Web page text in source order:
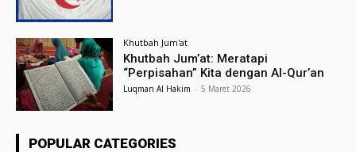
Khutbah Jum'at
Khutbah Jum’at: Meratapi
“Perpisahan” Kita dengan Al-Qur’an
Luqman Al Hakim - 5 Maret 2026
POPULAR CATEGORIES